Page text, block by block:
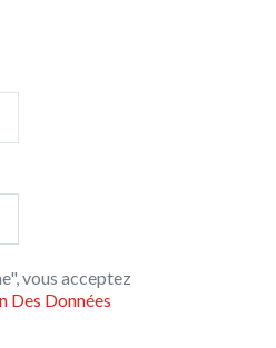
vous acceptez
Données